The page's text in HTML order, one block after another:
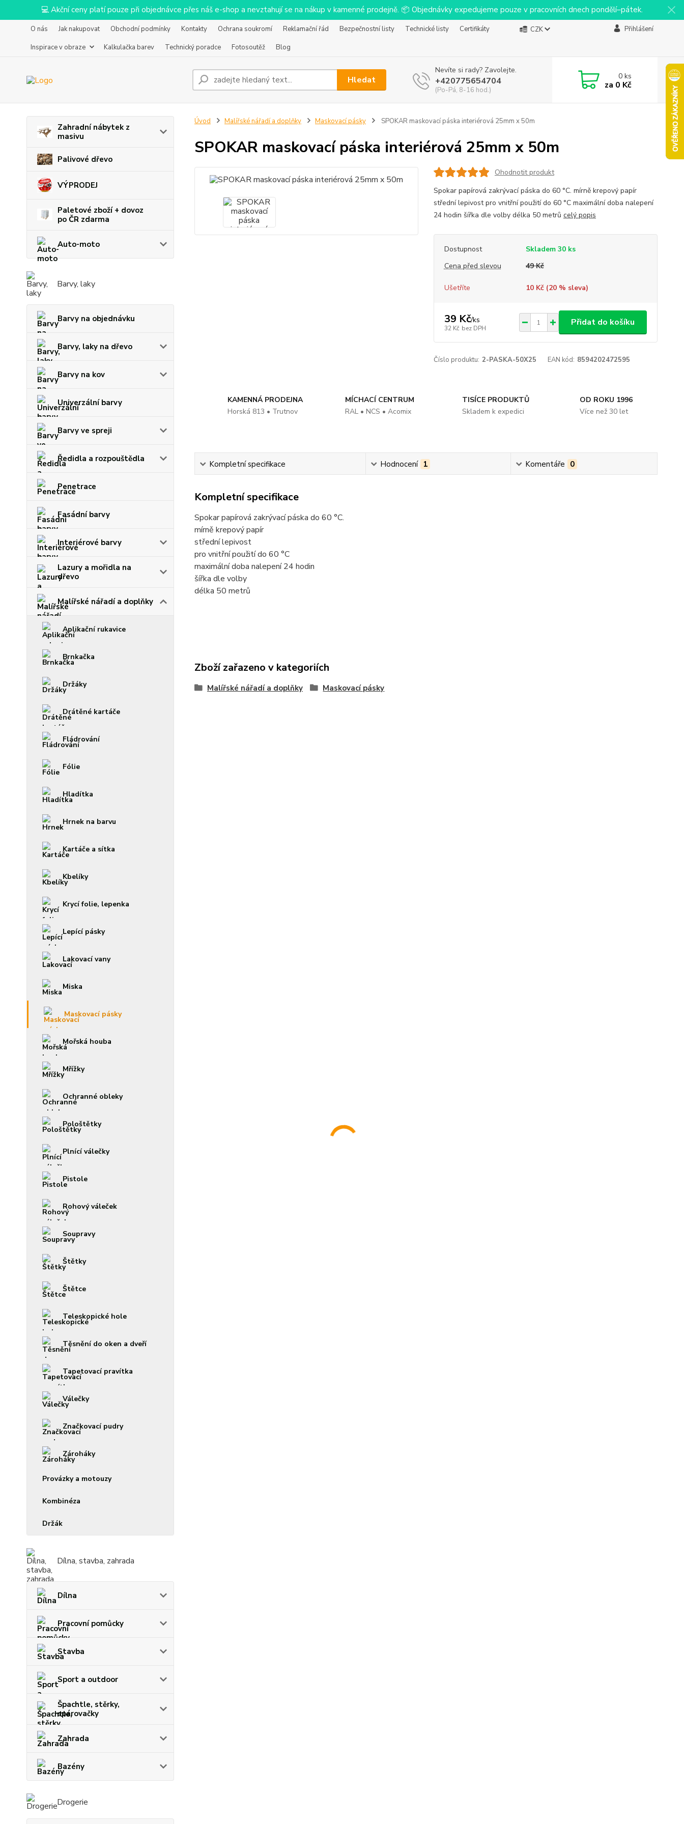
💻 Akční ceny platí pouze při objednávce přes náš e-shop a nevztahují se na nákup v kamenné prodejně. 📦 Objednávky expedujeme pouze v pracovních dnech pondělí–pátek.
O nás Jak nakupovat Obchodní podmínky Kontakty Ochrana soukromí Reklamační řád Bezpečnostní listy Technické listy
Certifikáty
Inspirace v obraze
Kalkulačka barev Technický poradce Fotosoutěž Blog
CZK Přihlášení
Hledat
Nevíte si rady? Zavolejte.
+420775654704
(Po-Pá, 8-16 hod.)
0ks
za 0 Kč
Zahradní nábytek z
masivu
Palivové dřevo
VÝPRODEJ
Paletové zboží + dovoz
po ČR zdarma
Auto-moto
Barvy, laky
Barvy na objednávku
Barvy, laky na dřevo
Barvy na kov
Univerzální barvy
Barvy ve spreji
Ředidla a rozpouštědla
Penetrace
Fasádní barvy
Interiérové barvy
Lazury a mořidla na
dřevo
Malířské nářadí a doplňky
Aplikační rukavice
Brnkačka
Držáky
Drátěné kartáče
Fládrování
Fólie
Hladítka
Hrnek na barvu
Kartáče a sítka
Kbelíky
Krycí folie, lepenka
Lepící pásky
Lakovací vany
Miska
Maskovací pásky
Mořská houba
Mřížky
Ochranné obleky
Pološtětky
Plnící válečky
Pistole
Rohový váleček
Soupravy
Štětky
Štětce
Teleskopické hole
Těsnění do oken a dveří
Tapetovací pravítka
Válečky
Značkovací pudry
Zároháky
Provázky a motouzy
Kombinéza
Držák
Dílna, stavba, zahrada
Dílna
Pracovní pomůcky
Stavba
Sport a outdoor
Špachtle, stěrky,
spárovačky
Zahrada
Bazény
Drogerie
Úvod Malířské nářadí a doplňky Maskovací pásky SPOKAR maskovací páska interiérová 25mm x 50m
SPOKAR maskovací páska interiérová 25mm x 50m
Ohodnotit produkt
Spokar papírová zakrývací páska do 60 °C. mírně krepový papír
střední lepivost pro vnitřní použití do 60 °C maximální doba nalepení
24 hodin šířka dle volby délka 50 metrů celý popis
Dostupnost
Skladem 30 ks
Cena před slevou
49 Kč
Ušetříte 10 Kč (20% sleva)
39 Kč/ks
32 Kč bez DPH
Přidat do košíku
Číslo produktu: 2-PASKA-50X25 EAN kód: 8594202472595
KAMENNÁ PRODEJNA
Horská 813 • Trutnov
MÍCHACÍ CENTRUM
RAL • NCS • Acomix
TISÍCE PRODUKTŮ
Skladem k expedici
OD ROKU 1996
Více než 30 let
Kompletní specifikace Hodnocení 1 Komentáře 0
Kompletní specifikace
Spokar papírová zakrývací páska do 60 °C.
mírně krepový papír
střední lepivost
pro vnitřní použití do 60 °C
maximální doba nalepení 24 hodin
šířka dle volby
délka 50 metrů
Zboží zařazeno v kategoriích
Malířské nářadí a doplňky Maskovací pásky